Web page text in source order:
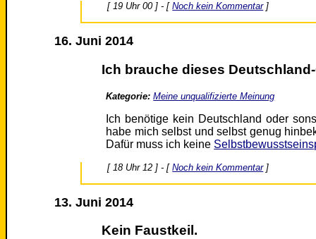
[ 19 Uhr 00 ] - [Noch kein Kommentar]
16. Juni 2014
Ich brauche dieses
Kategorie: Meine unqualifizierte Meinung
Ich benötige kein Deutschland oder
habe mich selbst und selbst genug
Dafür muss ich keine
[ 18 Uhr 12 ] - [Noch kein Kommentar]
13. Juni 2014
Kein Faustkeil.